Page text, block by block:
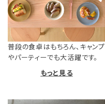
普段の食卓はもちろん、キャンプ
やパーティーでも大活躍です。
もっと見る